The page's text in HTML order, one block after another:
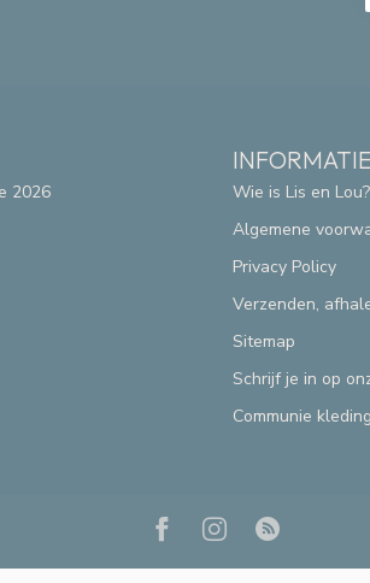
2026
INFORMATIE
Wie is Lis en Lou?
Algemene
Privacy Policy
Verzenden,
Sitemap
Schrijf je in op
Communie kleding